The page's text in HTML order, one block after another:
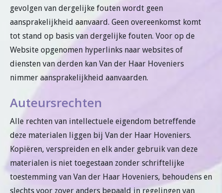
gevolgen van dergelijke fouten wordt geen
aansprakelijkheid aanvaard. Geen overeenkomst komt
tot stand op basis van dergelijke fouten. Voor op de
Website opgenomen hyperlinks naar websites of
diensten van derden kan Van der Haar Hoveniers
nimmer aansprakelijkheid aanvaarden.
Auteursrechten
Alle rechten van intellectuele eigendom betreffende
deze materialen liggen bij Van der Haar Hoveniers.
Kopiëren, verspreiden en elk ander gebruik van deze
materialen is niet toegestaan zonder schriftelijke
toestemming van Van der Haar Hoveniers, behoudens en
slechts voor zover anders bepaald in regelingen van